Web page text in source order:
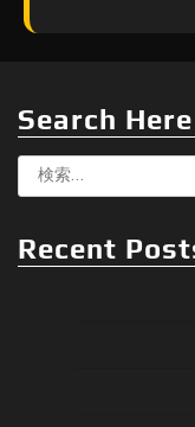
Search Here
索:
Recent